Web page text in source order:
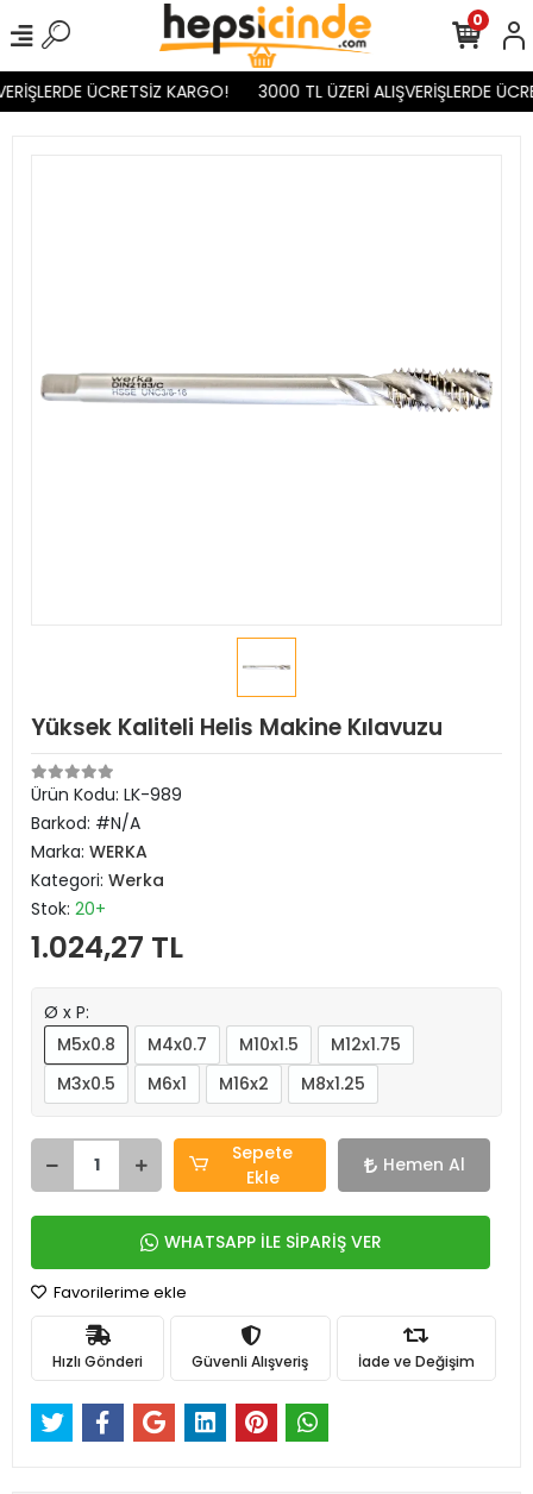
ÜCRETSİZ KARGO! 3000 TL ÜZERİ ALIŞVERİŞLERDE
0
Yüksek Kaliteli Helis Makine Kılavuzu
Ürün Kodu: LK-989
Barkod: #N/A
Marka: WERKA
Kategori: Werka
Stok: 20+
1.024,27 TL
Ø x P:
M5x0.8
M4x0.7 M10x1.5
M12x1.75
M3x0.5
M6x1 M16x2 M8x1.25
Sepete
Ekle
Hemen Al
WHATSAPP İLE SİPARİŞ VER
Favorilerime ekle
Hızlı Gönderi Güvenli Alışveriş İade ve Değişim